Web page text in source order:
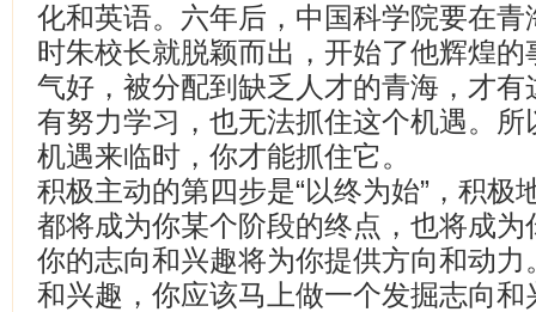
化和英语。六年后，中国科学院要在
时朱校长就脱颖而出，开始了他辉煌
气好，被分配到缺乏人才的青海，才
有努力学习，也无法抓住这个机遇。
机遇来临时，你才能抓住它。
积极主动的第四步是“以终为始”，积极
都将成为你某个阶段的终点，也将成
你的志向和兴趣将为你提供方向和动
和兴趣，你应该马上做一个发掘志向